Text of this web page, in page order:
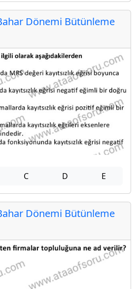
Dönemi Bütünleme
C D E
Dönemi Bütünleme